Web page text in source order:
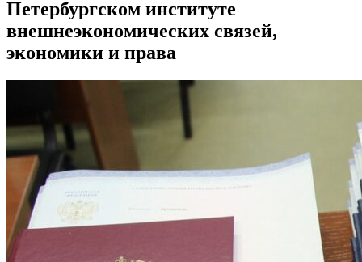
Петербургском институте
внешнеэкономических связей,
экономики и права